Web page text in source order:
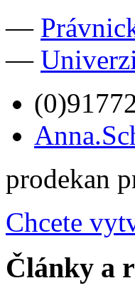
—
—
prodekan
Chcete
Články a